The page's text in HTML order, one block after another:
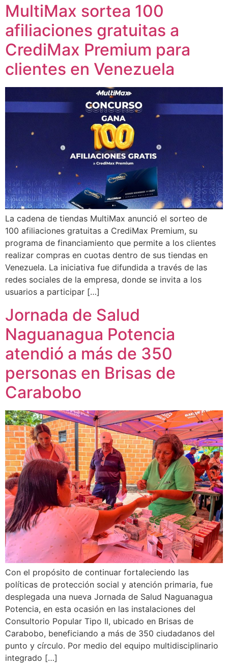
MultiMax sortea 100
afiliaciones gratuitas a
CrediMax Premium para
clientes en Venezuela
La cadena de tiendas MultiMax anunció el sorteo de
100 afiliaciones gratuitas a CrediMax Premium, su
programa de financiamiento que permite a los clientes
realizar compras en cuotas dentro de sus tiendas en
Venezuela. La iniciativa fue difundida a través de las
redes sociales de la empresa, donde se invita a los
usuarios a participar […]
Jornada de Salud
Naguanagua Potencia
atendió a más de 350
personas en Brisas de
Carabobo
Con el propósito de continuar fortaleciendo las
políticas de protección social y atención primaria, fue
desplegada una nueva Jornada de Salud Naguanagua
Potencia, en esta ocasión en las instalaciones del
Consultorio Popular Tipo II, ubicado en Brisas de
Carabobo, beneficiando a más de 350 ciudadanos del
punto y círculo. Por medio del equipo multidisciplinario
integrado […]